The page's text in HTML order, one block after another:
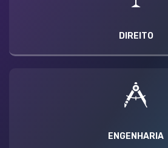
DIREITO
ENGENHARIA